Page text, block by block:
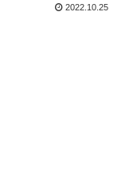
2022.10.25